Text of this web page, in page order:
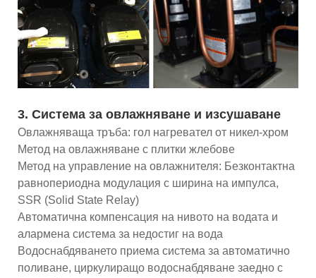
3. Система за овлажняване и изсушаване
Овлажняваща тръба: гол нагревател от никел-хром
Метод на овлажняване с плитки жлебове
Метод на управление на овлажнителя: Безконтактна
равнопериодна модулация с ширина на импулса,
SSR (Solid State Relay)
Автоматична компенсация на нивото на водата и
алармена система за недостиг на вода
Водоснабдяването приема система за автоматично
поливане, циркулиращо водоснабдяване заедно с